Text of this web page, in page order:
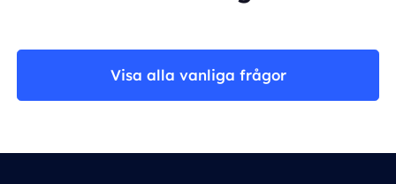
Visa alla vanliga frågor